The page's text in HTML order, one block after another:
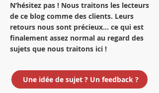
N’hésitez pas ! Nous traitons les lecteurs
de ce blog comme des clients. Leurs
retours nous sont précieux… ce qui est
finalement assez normal au regard des
sujets que nous traitons ici !
Une idée de sujet ? Un feedback ?